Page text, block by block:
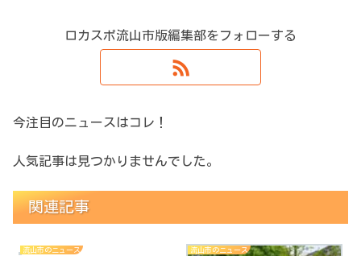
ロカスポ流山市版編集部をフォローする
今注目のニュースはコレ！
人気記事は見つかりませんでした。
関連記事
流山市のニュース 流山市のニュース